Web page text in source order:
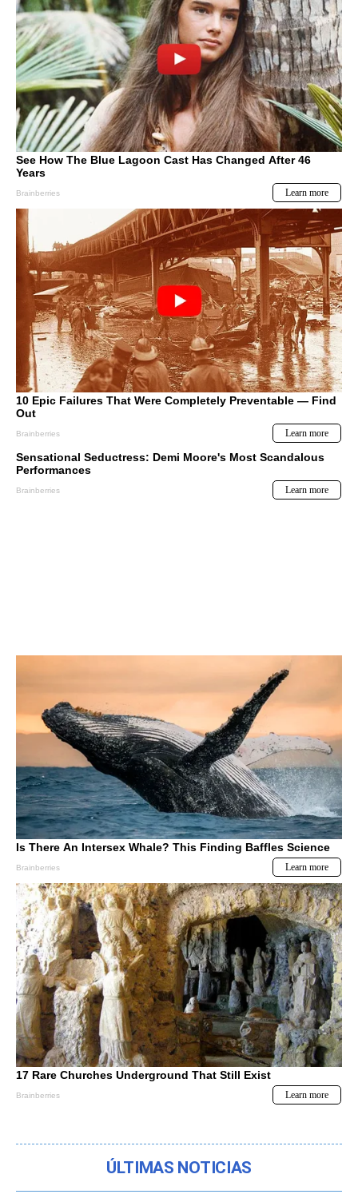
ÚLTIMAS NOTICIAS